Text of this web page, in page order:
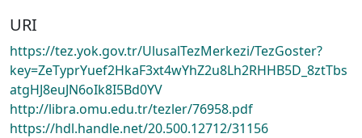
URI
https://tez.yok.gov.tr/UlusalTezMerkezi/TezGoster?
key=ZeTyprYuef2HkaF3xt4wYhZ2u8Lh2RHHB5D_8ztTbs
atgHJ8euJN6oIk8I5Bd0YV
http://libra.omu.edu.tr/tezler/76958.pdf
https://hdl.handle.net/20.500.12712/31156